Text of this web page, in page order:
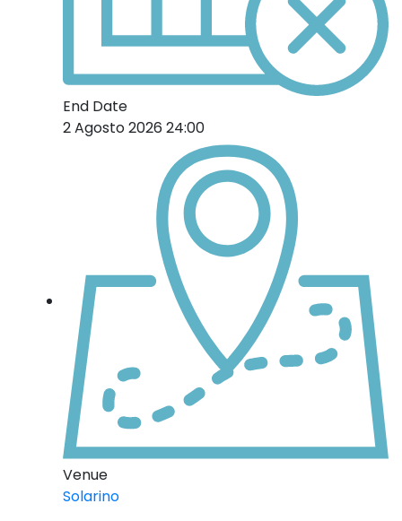
End Date
2 Agosto 2026 24:00
Venue
Solarino